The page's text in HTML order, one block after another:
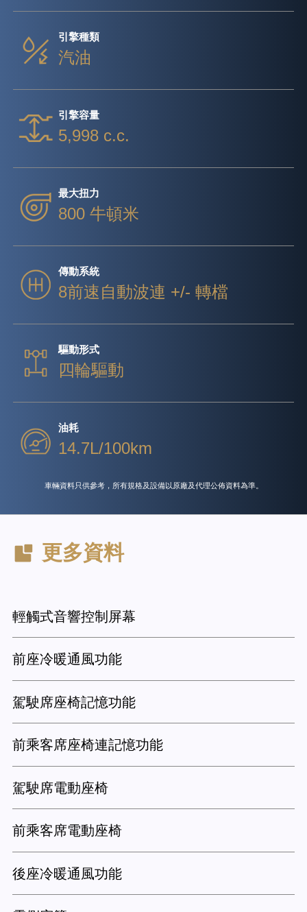
引擎種類
汽油
引擎容量
5,998 c.c.
最大扭力
800 牛頓米
傳動系統
8前速自動波連 +/- 轉檔
驅動形式
四輪驅動
油耗
14.7L/100km
車輛資料只供參考，所有規格及設備以原廠及代理公佈資料為準。
更多資料
輕觸式音響控制屏幕
前座冷暖通風功能
駕駛席座椅記憶功能
前乘客席座椅連記憶功能
駕駛席電動座椅
前乘客席電動座椅
後座冷暖通風功能